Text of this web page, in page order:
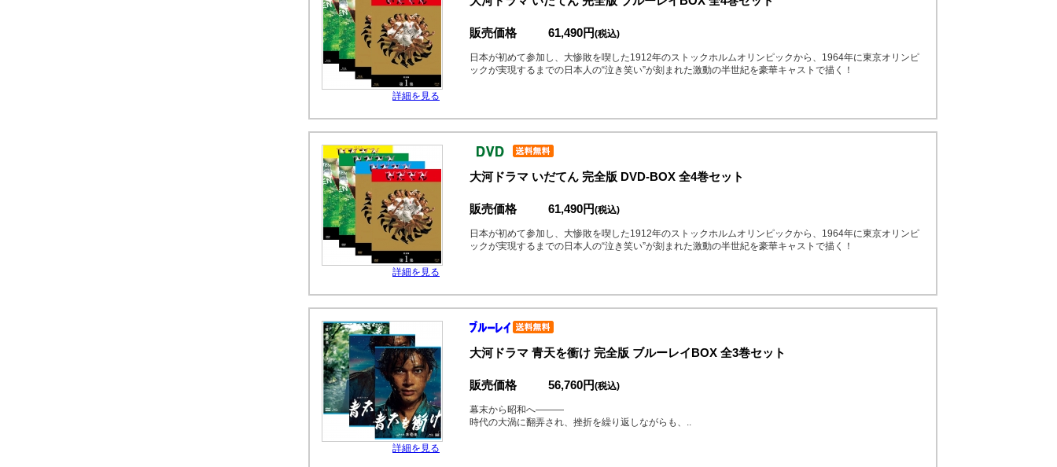
詳細を見る
販売価格 61,490円(税込)
日本が初めて参加し、大惨敗を喫した1912年のストックホルムオリンピックから、1964年に東京オリンピ
ックが実現するまでの日本人の“泣き笑い”が刻まれた激動の半世紀を豪華キャストで描く！
詳細を見る
大河ドラマ いだてん 完全版 DVD-BOX 全4巻セット
販売価格 61,490円(税込)
日本が初めて参加し、大惨敗を喫した1912年のストックホルムオリンピックから、1964年に東京オリンピ
ックが実現するまでの日本人の“泣き笑い”が刻まれた激動の半世紀を豪華キャストで描く！
詳細を見る
大河ドラマ 青天を衝け 完全版 ブルーレイBOX 全3巻セット
販売価格 56,760円(税込)
幕末から昭和へ―――
時代の大渦に翻弄され、挫折を繰り返しながらも、..